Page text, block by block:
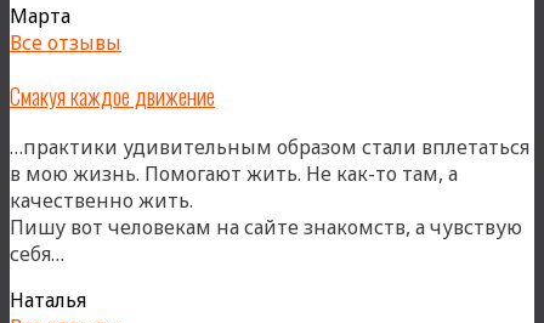
Марта
Все отзывы
Смакуя каждое движение
…практики удивительным образом стали вплетаться
в мою жизнь. Помогают жить. Не как-то там, а
качественно жить.
Пишу вот человекам на сайте знакомств, а чувствую
себя…
движение»
Наталья